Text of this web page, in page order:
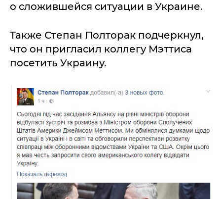
о сложившейся ситуации в Украине.
Также Степан Полторак подчеркнул,
что он пригласил коллегу Мэттиса
посетить Украину.